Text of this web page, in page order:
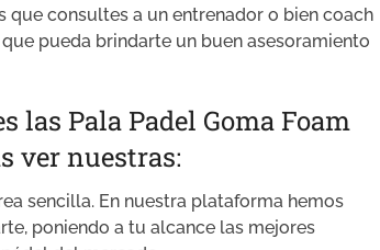
consultes a un entrenador o bien coach
pueda brindarte un buen asesoramiento
las Pala Padel Goma Foam
ver nuestras:
sencilla. En nuestra plataforma hemos
poniendo a tu alcance las mejores